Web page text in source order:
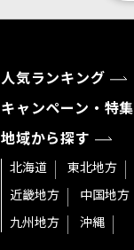
人気ランキング
キャンペーン・特集
地域から探す
北海道 東北地方
近畿地方
中国地方
九州地方
沖縄